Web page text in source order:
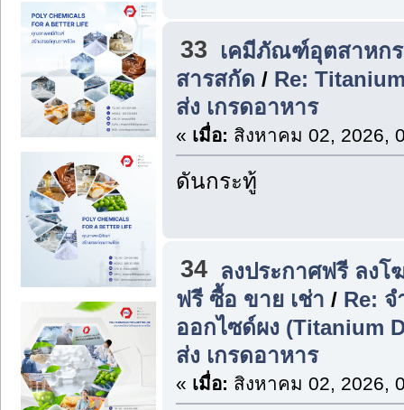
33
เคมีภัณฑ์อุตสาหกร
สารสกัด / Re:
ส่ง เกรดอาหาร
« เมื่อ: สิงหาคม 02, 2026,
ดันกระทู้
34 ลงประกาศฟรี ลง
ฟรี ซื้อ ขาย เช่า / Re: จ
ออกไซด์ผง (Titanium
ส่ง เกรดอาหาร
« เมื่อ: สิงหาคม 02, 2026,